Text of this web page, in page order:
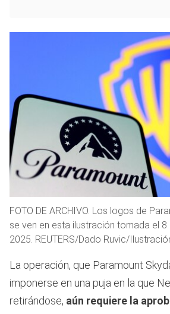
FOTO DE ARCHIVO. Los logos de
se ven en esta ilustración tomada el
2025. REUTERS/Dado Ruvic/
La operación, que Paramount
imponerse en una puja en la que
retirándose, aún requiere la